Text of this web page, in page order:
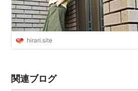
hirari.site
関連ブログ